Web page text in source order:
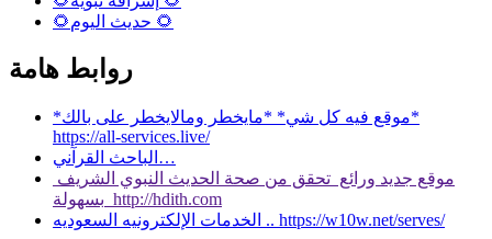
🌻حديث اليوم 🌻
روابط هامة
*موقع فيه كل شي* *مايخطر ومالايخطر على بالك*
https://all-services.live/
الباحث القرآني…
موقع جديد ورائع تحقق من صحة الحديث النبوي الشريف
بسهولة http://hdith.com
الخدمات الإلكترونيه السعوديه .. https://w10w.net/serves/